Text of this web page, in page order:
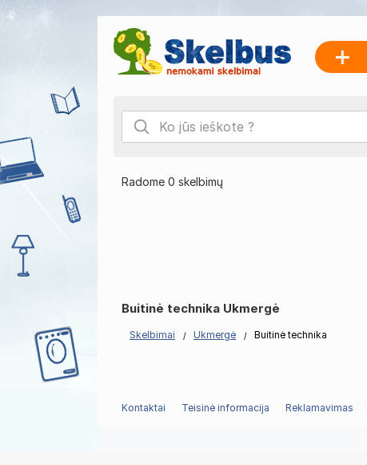
Radome 0 skelbimų
Buitinė technika Ukmergė
Skelbimai Ukmergė Buitinė technika
Kontaktai Teisinė informacija Reklamavimas